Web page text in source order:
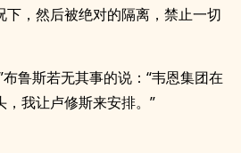
，然后被绝对的隔离，禁止一切
鲁斯若无其事的说：“韦恩集团在
我让卢修斯来安排。”